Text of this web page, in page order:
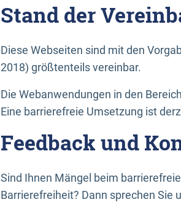
Stand der
Diese Webseiten sind mit den
2018) größtenteils vereinbar.
Die Webanwendungen in den
Eine barrierefreie Umsetzung ist
Feedback und
Sind Ihnen Mängel beim
Barrierefreiheit? Dann sprechen Sie